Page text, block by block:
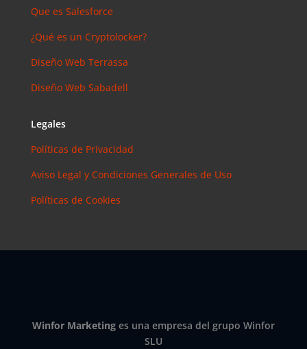
Que es Salesforce
¿Qué es un Cryptolocker?
Diseño Web Terrassa
Diseño Web Sabadell
Legales
Políticas de Privacidad
Aviso Legal y Condiciones Generales de Uso
Políticas de Cookies
Winfor Marketinges una empresa del grupo Winfor
SLU